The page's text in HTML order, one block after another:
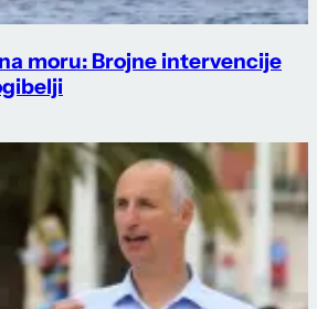
moru: Brojne intervencije